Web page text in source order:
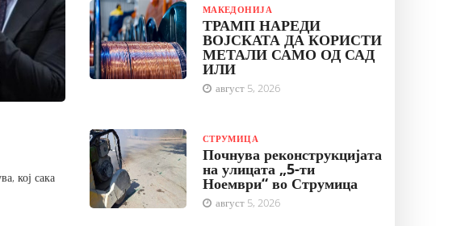
кој сака
МАКЕДОНИЈА
ТРАМП НАРЕДИ
ВОЈСКАТА ДА КОРИСТИ
МЕТАЛИ САМО ОД САД
ИЛИ
август 5, 2026
СТРУМИЦА
Почнува реконструкцијата
на улицата „5-ти
Ноември“ во Струмица
август 5, 2026